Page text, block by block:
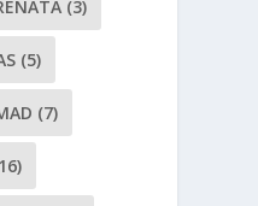
(3)
(5)
(7)